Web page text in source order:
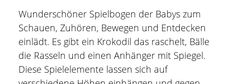
Wunderschöner Spielbogen der Babys zum
Schauen, Zuhören, Bewegen und Entdecken
einlädt. Es gibt ein Krokodil das raschelt, Bälle
die Rasseln und einen Anhänger mit Spiegel.
Diese Spielelemente lassen sich auf